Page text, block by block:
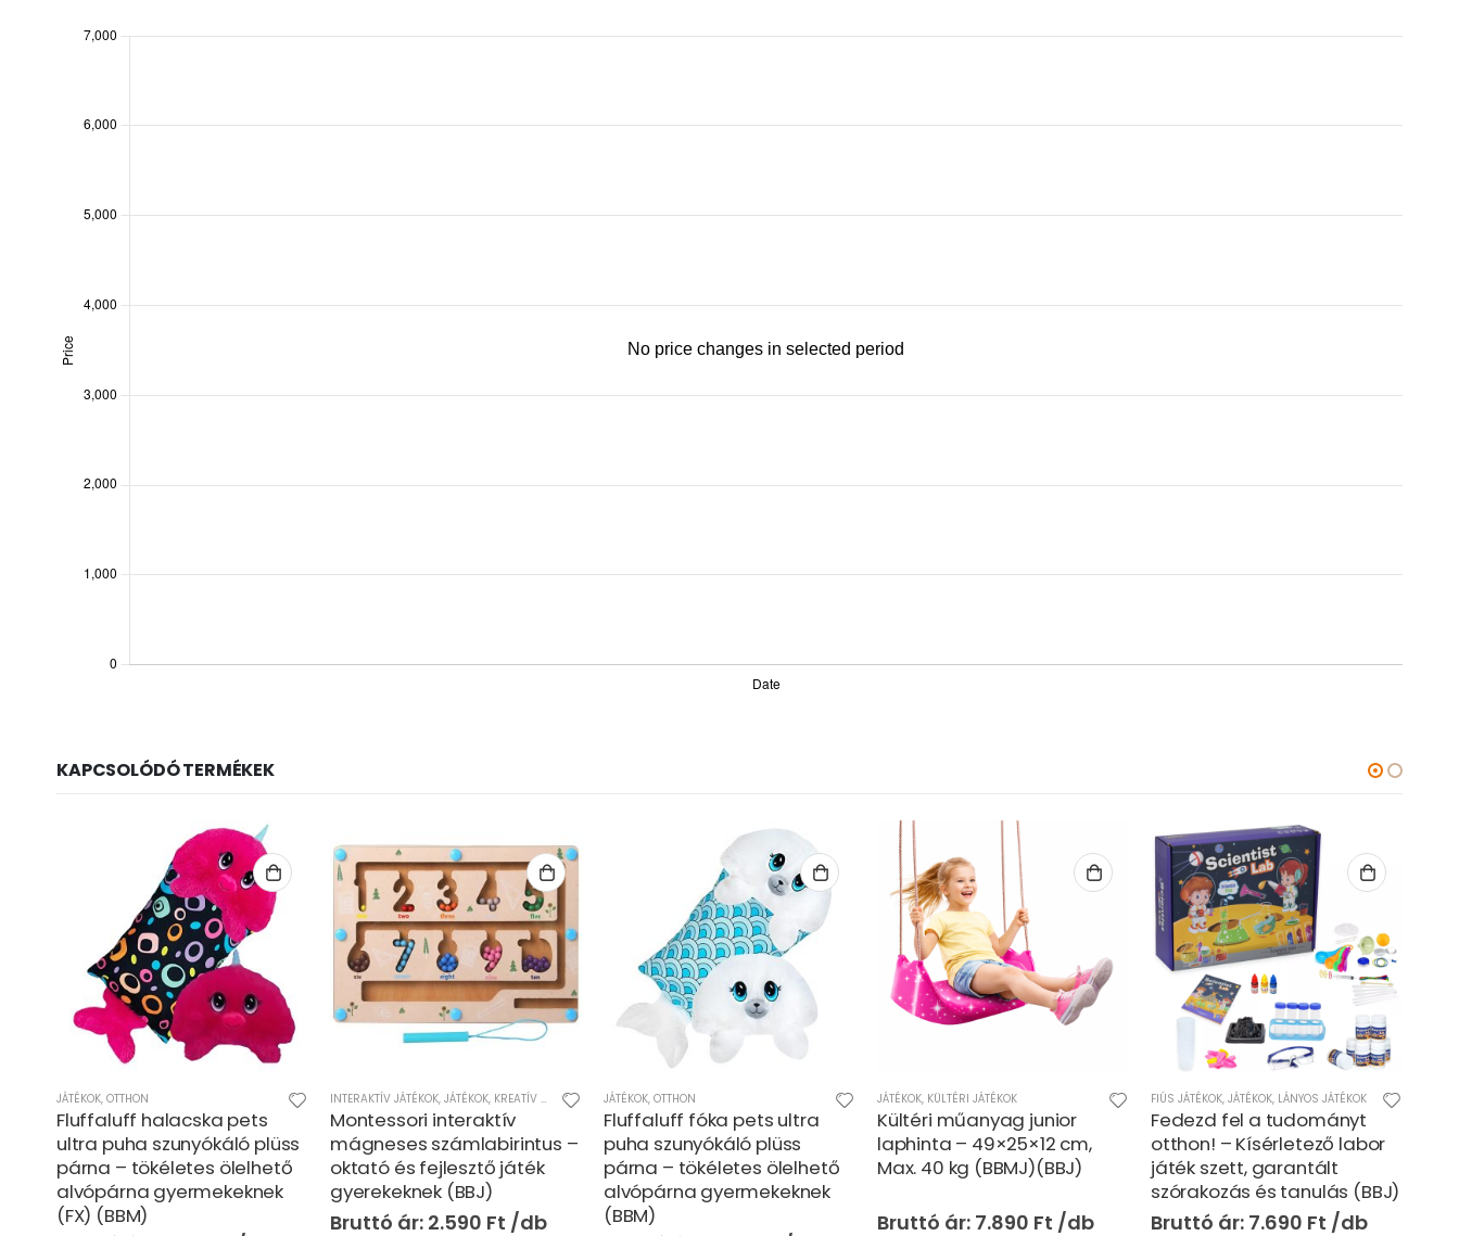
KAPCSOLÓDÓ TERMÉKEK
INTERAKTÍV JÁTÉKOK
Montessori interaktív
mágneses számlabirintus –
oktató és fejlesztő játék
gyerekeknek (BBJ)
JÁTÉKOK,OTTHON
Fluffaluff fóka pets ultra
puha szunyókáló plüss
párna – tökéletes ölelhető
alvópárna gyermekeknek
(BBM)
JÁTÉKOK, KÜLTÉRI JÁTÉKOK
Kültéri műanyag junior
laphinta – 49×25×12 cm,
Max. 40 kg (BBMJ)(BBJ)
FIÚS JÁTÉKOK,JÁTÉKOK,LÁNYOS JÁTÉKOK
Fedezd fel a tudományt
otthon! – Kísérletező labor
játék szett, garantált
7.690 Ft
FIÚS JÁTÉKOK, JÁTÉKOK
Nagy méretű kukorica
szecskázó játék kombájn –
36 x 30 x 17 cm (BBMJ)
10.590Ft